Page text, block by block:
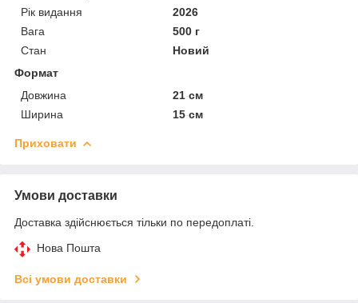
Рік видання
2026
Вага
500 г
Стан
Новий
Формат
Довжина
21 см
Ширина
15 см
Приховати
Умови доставки
Доставка здійснюється тільки по передоплаті.
Нова Пошта
Всі умови доставки